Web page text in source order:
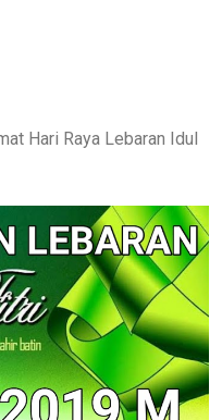
Hari Raya Lebaran Idul